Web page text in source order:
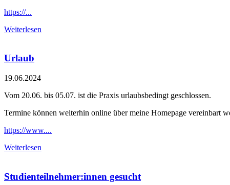
https://...
Weiterlesen
Urlaub
19.06.2024
Vom 20.06. bis 05.07. ist die Praxis urlaubsbedingt geschlossen.
Termine können weiterhin online über meine Homepage vereinbart
https://www....
Weiterlesen
Studienteilnehmer:innen gesucht